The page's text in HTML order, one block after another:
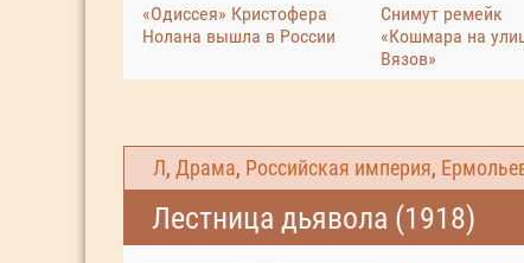
«Одиссея» Кристофера
Нолана вышла в России
Снимут ремейк
«Кошмара на
Вязов»
Л , Драма, Российская империя,
Лестница дьявола (1918)